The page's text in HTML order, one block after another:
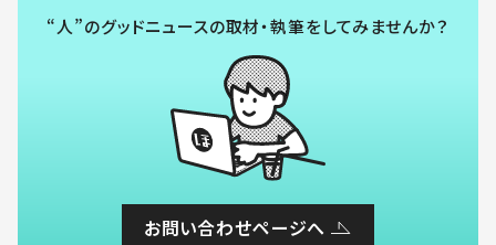
“人”のグッドニュースの取材・執筆をしてみませんか？
お問い合わせページへ